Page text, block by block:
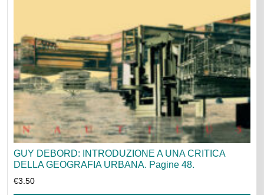
GUY DEBORD: INTRODUZIONE A UNA CRITICA
DELLA GEOGRAFIA URBANA. Pagine 48.
€3.50